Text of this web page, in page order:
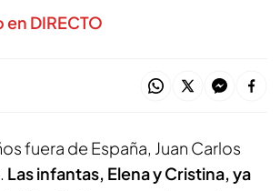
DIRECTO
fuera de España, Juan Carlos
Las infantas, Elena y Cristina, ya